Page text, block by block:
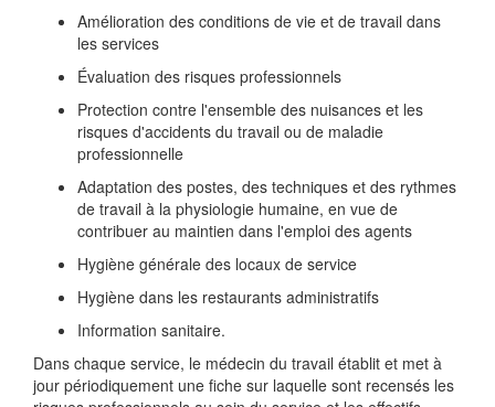
Amélioration des conditions de vie et de travail dans
les services
Évaluation des risques professionnels
Protection contre l'ensemble des nuisances et les
risques d'accidents du travail ou de maladie
professionnelle
Adaptation des postes, des techniques et des rythmes
de travail à la physiologie humaine, en vue de
contribuer au maintien dans l'emploi des agents
Hygiène générale des locaux de service
Hygiène dans les restaurants administratifs
Information sanitaire.
Dans chaque service, le médecin du travail établit et met à
jour périodiquement une fiche sur laquelle sont recensés les